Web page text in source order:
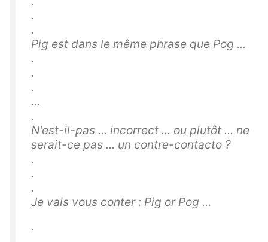
.
.
Pig est dans le même phrase que Pog ...
.
.
.
...
.
N'est-il-pas ... incorrect ... ou plutôt ... ne
serait-ce pas ... un contre-contacto ?
.
.
.
Je vais vous conter : Pig or Pog ...
.